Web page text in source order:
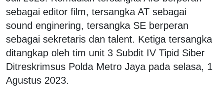
sebagai editor film, tersangka AT sebagai
sound enginering, tersangka SE berperan
sebagai sekretaris dan talent. Ketiga tersangka
ditangkap oleh tim unit 3 Subdit IV Tipid Siber
Ditreskrimsus Polda Metro Jaya pada selasa, 1
Agustus 2023.